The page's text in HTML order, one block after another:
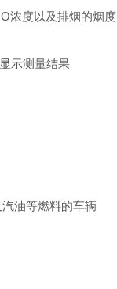
浓度以及排烟的烟度
示测量结果
油等燃料的车辆